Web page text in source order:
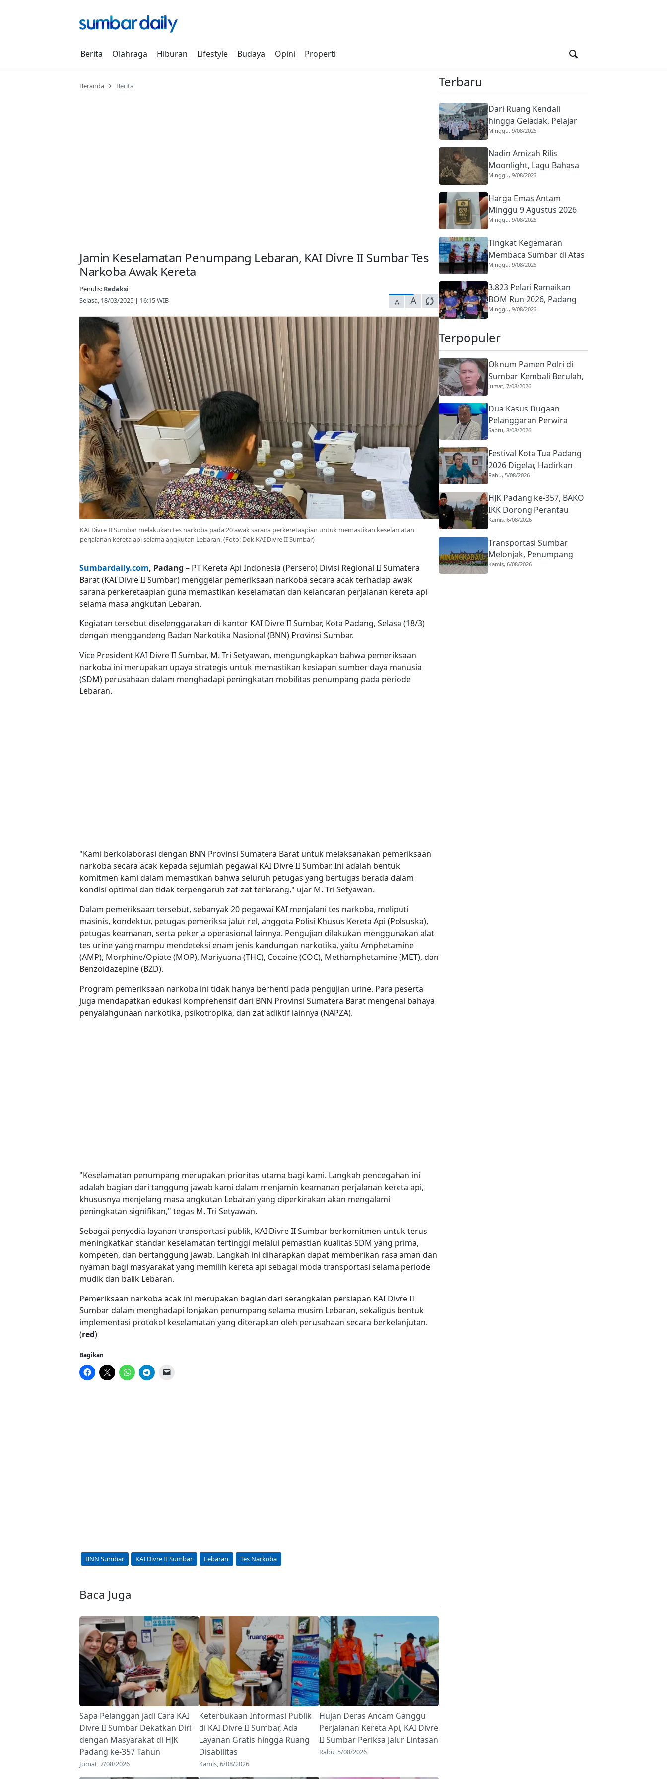
Berita Olahraga Hiburan Lifestyle Budaya Opini Properti
Beranda Berita
Jamin Keselamatan Penumpang Lebaran, KAI Divre II Sumbar Tes
Narkoba Awak Kereta
Penulis: Redaksi
Selasa, 18/03/2025 | 16:15 WIB
A A
KAI Divre II Sumbar melakukan tes narkoba pada 20 awak sarana perkeretaapian untuk memastikan keselamatan
perjalanan kereta api selama angkutan Lebaran. (Foto: Dok KAI Divre II Sumbar)
Sumbardaily.com, Padang – PT Kereta Api Indonesia (Persero) Divisi Regional II Sumatera
Barat (KAI Divre II Sumbar) menggelar pemeriksaan narkoba secara acak terhadap awak
sarana perkeretaapian guna memastikan keselamatan dan kelancaran perjalanan kereta api
selama masa angkutan Lebaran.
Kegiatan tersebut diselenggarakan di kantor KAI Divre II Sumbar, Kota Padang, Selasa (18/3)
dengan menggandeng Badan Narkotika Nasional (BNN) Provinsi Sumbar.
Vice President KAI Divre II Sumbar, M. Tri Setyawan, mengungkapkan bahwa pemeriksaan
narkoba ini merupakan upaya strategis untuk memastikan kesiapan sumber daya manusia
(SDM) perusahaan dalam menghadapi peningkatan mobilitas penumpang pada periode
Lebaran.
"Kami berkolaborasi dengan BNN Provinsi Sumatera Barat untuk melaksanakan pemeriksaan
narkoba secara acak kepada sejumlah pegawai KAI Divre II Sumbar. Ini adalah bentuk
komitmen kami dalam memastikan bahwa seluruh petugas yang bertugas berada dalam
kondisi optimal dan tidak terpengaruh zat-zat terlarang," ujar M. Tri Setyawan.
Dalam pemeriksaan tersebut, sebanyak 20 pegawai KAI menjalani tes narkoba, meliputi
masinis, kondektur, petugas pemeriksa jalur rel, anggota Polisi Khusus Kereta Api (Polsuska),
petugas keamanan, serta pekerja operasional lainnya. Pengujian dilakukan menggunakan alat
tes urine yang mampu mendeteksi enam jenis kandungan narkotika, yaitu Amphetamine
(AMP), Morphine/Opiate (MOP), Mariyuana (THC), Cocaine (COC), Methamphetamine (MET), dan
Benzoidazepine (BZD).
Program pemeriksaan narkoba ini tidak hanya berhenti pada pengujian urine. Para peserta
juga mendapatkan edukasi komprehensif dari BNN Provinsi Sumatera Barat mengenai bahaya
penyalahgunaan narkotika, psikotropika, dan zat adiktif lainnya (NAPZA).
"Keselamatan penumpang merupakan prioritas utama bagi kami. Langkah pencegahan ini
adalah bagian dari tanggung jawab kami dalam menjamin keamanan perjalanan kereta api,
khususnya menjelang masa angkutan Lebaran yang diperkirakan akan mengalami
peningkatan signifikan," tegas M. Tri Setyawan.
Sebagai penyedia layanan transportasi publik, KAI Divre II Sumbar berkomitmen untuk terus
meningkatkan standar keselamatan tertinggi melalui pemastian kualitas SDM yang prima,
kompeten, dan bertanggung jawab. Langkah ini diharapkan dapat memberikan rasa aman dan
nyaman bagi masyarakat yang memilih kereta api sebagai moda transportasi selama periode
mudik dan balik Lebaran.
Pemeriksaan narkoba acak ini merupakan bagian dari serangkaian persiapan KAI Divre II
Sumbar dalam menghadapi lonjakan penumpang selama musim Lebaran, sekaligus bentuk
implementasi protokol keselamatan yang diterapkan oleh perusahaan secara berkelanjutan.
(red)
Bagikan
BNN Sumbar KAI Divre II Sumbar Lebaran Tes Narkoba
Baca Juga
Sapa Pelanggan jadi Cara KAI
Divre II Sumbar Dekatkan Diri
dengan Masyarakat di HJK
Padang ke-357 Tahun
Jumat, 7/08/2026
Keterbukaan Informasi Publik
di KAI Divre II Sumbar, Ada
Layanan Gratis hingga Ruang
Disabilitas
Kamis, 6/08/2026
Hujan Deras Ancam Ganggu
Perjalanan Kereta Api, KAI Divre
II Sumbar Periksa Jalur Lintasan
Rabu, 5/08/2026
Terbaru
Dari Ruang Kendali
hingga Geladak, Pelajar
Padang Belajar Dunia
Kendari
Minggu, 9/08/2026
Nadin Amizah Rilis
Moonlight, Lagu Bahasa
Inggris yang Ditulis Sejak
Minggu, 9/08/2026
Harga Emas Antam
Minggu 9 Agustus 2026
Naik, Ini Daftar
Minggu, 9/08/2026
Tingkat Kegemaran
Membaca Sumbar di Atas
Nasional, Perpusnas
Minggu, 9/08/2026
3.823 Pelari Ramaikan
BOM Run 2026, Padang
Genjot Sport Tourism
Minggu, 9/08/2026
Terpopuler
Oknum Pamen Polri di
Sumbar Kembali Berulah,
Dirreskrimum Diduga
dengan Seorang Sopir
Jumat, 7/08/2026
Dua Kasus Dugaan
Pelanggaran Perwira
Polisi di Sumbar,
Ada Toleransi
Sabtu, 8/08/2026
Festival Kota Tua Padang
2026 Digelar, Hadirkan
Peserta Barongsai dari
Rabu, 5/08/2026
HJK Padang ke-357, BAKO
IKK Dorong Perantau
Perkuat Budaya hingga
Kamis, 6/08/2026
Transportasi Sumbar
Melonjak, Penumpang
Pesawat Domestik dari
Kamis, 6/08/2026